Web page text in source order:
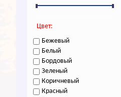
Цвет:
Бежевый
Белый
Бордовый
Зеленый
Коричневый
Красный